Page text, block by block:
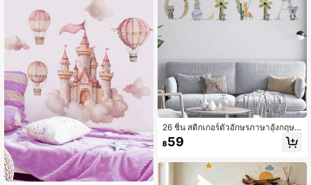
26 ชิ้น สติกเกอร์ตัวอักษรภาษาอังกฤษต
ลกสำหรับติดผนัง DIY การรวมชื่อห้องน
อน ห้องนั่งเล่น สตูดิโอ ตกแต่ง กาวสติก
องทารก ของขวัญตกแต่งครอบครัว
฿59